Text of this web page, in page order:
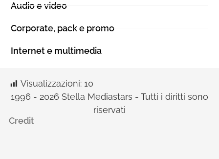
Audio e video
Corporate, pack e promo
Internet e multimedia
Visualizzazioni: 10
1996 - 2026 Stella Mediastars - Tutti i diritti sono
riservati
Credit